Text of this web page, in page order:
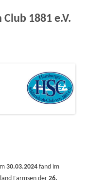
1881 e.V.
30.03.2024 fand im
Farmsen der26.